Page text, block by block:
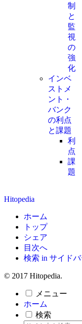
制
と
監
視
の
強
化
インベ
ストメ
ント・
バンク
の利点
と課題
利
点
課
題
Hitopedia
ホーム
トップ
シェア
目次へ
検索 in サイド
© 2017 Hitopedia.
メニュー
ホーム
検索